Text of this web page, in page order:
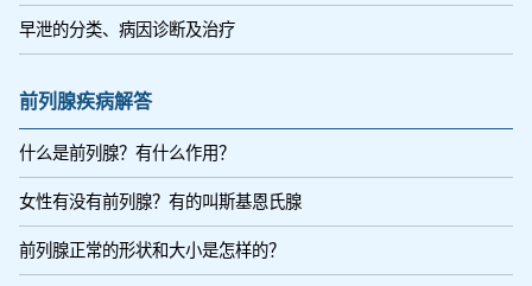
早泄的分类、病因诊断及治疗
前列腺疾病解答
什么是前列腺？有什么作用？
女性有没有前列腺？有的叫斯基恩氏腺
前列腺正常的形状和大小是怎样的？